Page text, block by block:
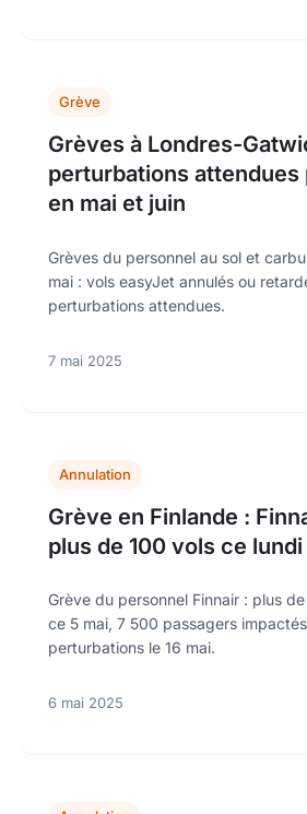
Grève
Grèves à Londres-
perturbations attendues
en mai et juin
Grèves du personnel au sol et
mai : vols easyJet annulés ou
perturbations attendues.
7 mai 2025
Annulation
Grève en Finlande :
plus de 100 vols ce
Grève du personnel Finnair : plus
ce 5 mai, 7 500 passagers
perturbations le 16 mai.
6 mai 2025